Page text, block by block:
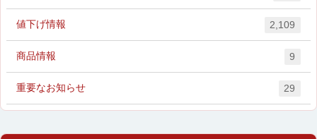
値下げ情報 2,109
商品情報 9
重要なお知らせ 29